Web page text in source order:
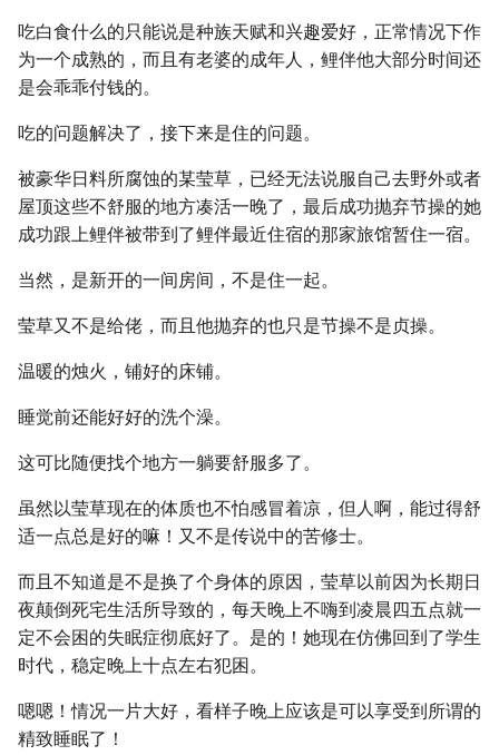
吃白食什么的只能说是种族天赋和兴趣爱好，正常情况下作
为一个成熟的，而且有老婆的成年人，鲤伴他大部分时间还
是会乖乖付钱的。
吃的问题解决了，接下来是住的问题。
被豪华日料所腐蚀的某莹草，已经无法说服自己去野外或者
屋顶这些不舒服的地方凑活一晚了，最后成功抛弃节操的她
成功跟上鲤伴被带到了鲤伴最近住宿的那家旅馆暂住一宿。
当然，是新开的一间房间，不是住一起。
莹草又不是给佬，而且他抛弃的也只是节操不是贞操。
温暖的烛火，铺好的床铺。
睡觉前还能好好的洗个澡。
这可比随便找个地方一躺要舒服多了。
虽然以莹草现在的体质也不怕感冒着凉，但人啊，能过得舒
适一点总是好的嘛！又不是传说中的苦修士。
而且不知道是不是换了个身体的原因，莹草以前因为长期日
夜颠倒死宅生活所导致的，每天晚上不嗨到凌晨四五点就一
定不会困的失眠症彻底好了。是的！她现在仿佛回到了学生
时代，稳定晚上十点左右犯困。
嗯嗯！情况一片大好，看样子晚上应该是可以享受到所谓的
精致睡眠了！